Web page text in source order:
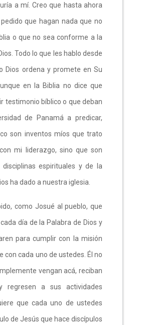
a mí. Creo que hasta ahora
que hagan nada que no
o que no sea conforme a la
Todo lo que les hablo desde
Dios ordena y promete en Su
en la Biblia no dice que
testimonio bíblico o que deban
de Panamá a predicar,
son inventos míos que trato
mi liderazgo, sino que son
espirituales y de la
ha dado a nuestra iglesia.
como Josué al pueblo, que
día de la Palabra de Dios y
para cumplir con la misión
con cada uno de ustedes. Él no
vengan acá, reciban
regresen a sus actividades
que cada uno de ustedes
de Jesús que hace discípulos